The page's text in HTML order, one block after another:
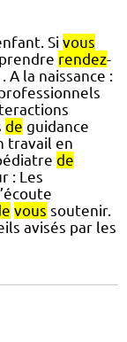
Si vous
rendez-
A la naissance :
de guidance
travail en
de
: Les
vous soutenir.
avisés par les